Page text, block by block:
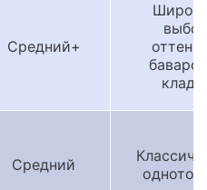
Средний+
Средний